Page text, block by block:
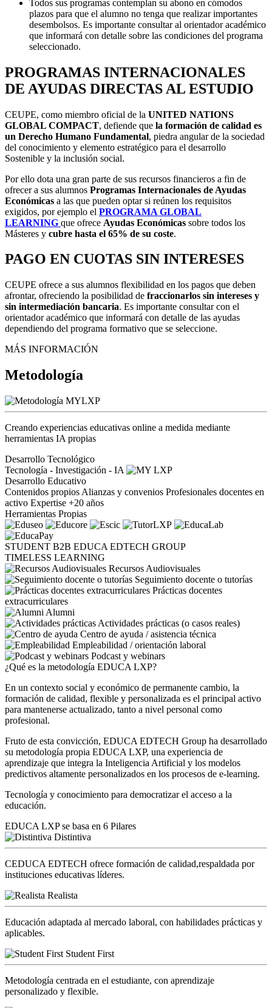
Todos sus programas contemplan su abono en cómodos
plazos para que el alumno no tenga que realizar importantes
desembolsos. Es importante consultar al orientador académico
que informará con detalle sobre las condiciones del programa
seleccionado.
PROGRAMAS INTERNACIONALES
DE AYUDAS DIRECTAS AL ESTUDIO
CEUPE, como miembro oficial de la UNITED NATIONS
GLOBAL COMPACT, defiende que la formación de calidad es
un Derecho Humano Fundamental, piedra angular de la sociedad
del conocimiento y elemento estratégico para el desarrollo
Sostenible y la inclusión social.
Por ello dota una gran parte de sus recursos financieros a fin de
ofrecer a sus alumnos Programas Internacionales de Ayudas
Económicas a las que pueden optar si reúnen los requisitos
exigidos, por ejemplo el PROGRAMA GLOBAL
LEARNING que ofrece Ayudas Económicas sobre todos los
Másteres y cubre hasta el 65% de su coste.
PAGO EN CUOTAS SIN INTERESES
CEUPE ofrece a sus alumnos flexibilidad en los pagos que deben
afrontar, ofreciendo la posibilidad de fraccionarlos sin intereses y
sin intermediación bancaria. Es importante consultar con el
orientador académico que informará con detalle de las ayudas
dependiendo del programa formativo que se seleccione.
MÁS INFORMACIÓN
Metodología
Creando experiencias educativas online a medida mediante
herramientas IA propias
Desarrollo Tecnológico
Tecnología - Investigación - IA
Desarrollo Educativo
Contenidos propios Alianzas y convenios Profesionales docentes en
activo Expertise +20 años
Herramientas Propias
STUDENT B2B EDUCA EDTECH GROUP
TIMELESS LEARNING
Recursos Audiovisuales
Seguimiento docente o tutorías
Prácticas docentes
extracurriculares
Alumni
Actividades prácticas (o casos reales)
Centro de ayuda / asistencia técnica
Empleabilidad / orientación laboral
Podcast y webinars
¿Qué es la metodología EDUCA LXP?
En un contexto social y económico de permanente cambio, la
formación de calidad, flexible y personalizada es el principal activo
para mantenerse actualizado, tanto a nivel personal como
profesional.
Fruto de esta convicción, EDUCA EDTECH Group ha desarrollado
su metodología propia EDUCA LXP, una experiencia de
aprendizaje que integra la Inteligencia Artificial y los modelos
predictivos altamente personalizados en los procesos de e-learning.
Tecnología y conocimiento para democratizar el acceso a la
educación.
EDUCA LXP se basa en 6 Pilares
Distintiva
CEDUCA EDTECH ofrece formación de calidad,respaldada por
instituciones educativas líderes.
Realista
Educación adaptada al mercado laboral, con habilidades prácticas y
aplicables.
Student First
Metodología centrada en el estudiante, con aprendizaje
personalizado y flexible.